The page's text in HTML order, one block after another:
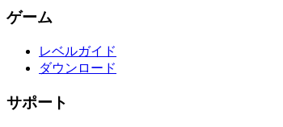
ゲーム
レベルガイド
ダウンロード
サポート